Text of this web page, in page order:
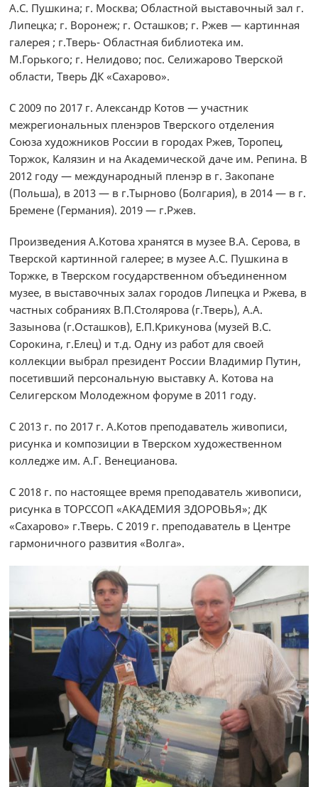
А.С. Пушкина; г. Москва; Областной выставочный зал г.
Липецка; г. Воронеж; г. Осташков; г. Ржев — картинная
галерея ; г.Тверь- Областная библиотека им.
М.Горького; г. Нелидово; пос. Селижарово Тверской
области, Тверь ДК «Сахарово».
С 2009 по 2017 г. Александр Котов — участник
межрегиональных пленэров Тверского отделения
Союза художников России в городах Ржев, Торопец,
Торжок, Калязин и на Академической даче им. Репина. В
2012 году — международный пленэр в г. Закопане
(Польша), в 2013 — в г.Тырново (Болгария), в 2014 — в г.
Бремене (Германия). 2019 — г.Ржев.
Произведения А.Котова хранятся в музее В.А. Серова, в
Тверской картинной галерее; в музее А.С. Пушкина в
Торжке, в Тверском государственном объединенном
музее, в выставочных залах городов Липецка и Ржева, в
частных собраниях В.П.Столярова (г.Тверь), А.А.
Зазынова (г.Осташков), Е.П.Крикунова (музей В.С.
Сорокина, г.Елец) и т.д. Одну из работ для своей
коллекции выбрал президент России Владимир Путин,
посетивший персональную выставку А. Котова на
Селигерском Молодежном форуме в 2011 году.
С 2013 г. по 2017 г. А.Котов преподаватель живописи,
рисунка и композиции в Тверском художественном
колледже им. А.Г. Венецианова.
С 2018 г. по настоящее время преподаватель живописи,
рисунка в ТОРССОП «АКАДЕМИЯ ЗДОРОВЬЯ»; ДК
«Сахарово» г.Тверь. С 2019 г. преподаватель в Центре
гармоничного развития «Волга».